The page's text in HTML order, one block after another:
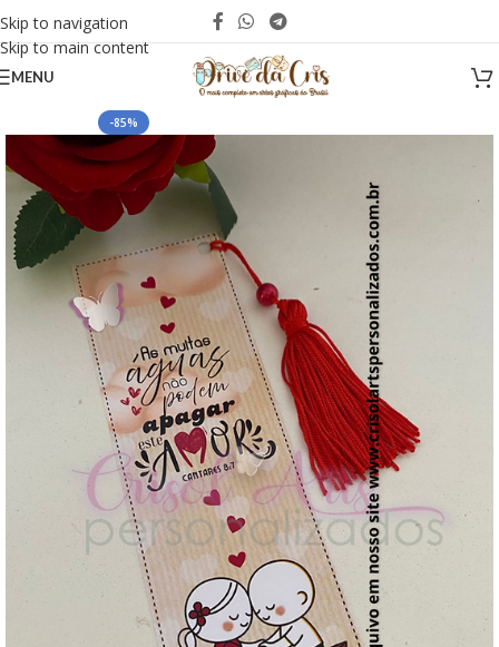
Skip to navigation
Skip to main content
MENU
-85%